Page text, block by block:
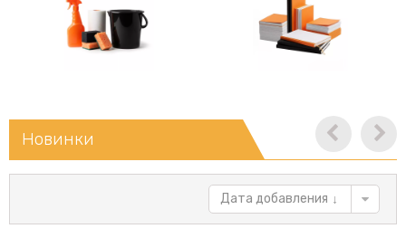
Новинки
Дата добавления